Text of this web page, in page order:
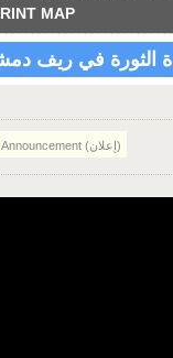
MAP
الثورة في ريف
Announcement (إعلان)